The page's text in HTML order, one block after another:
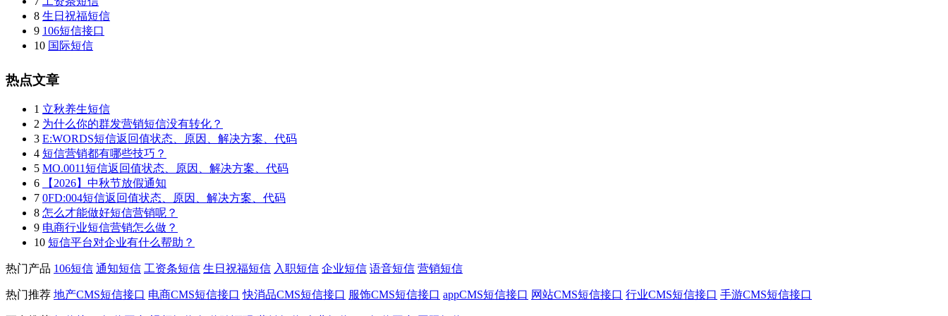
8 生日祝福短信
9 106短信接口
10 国际短信
热点文章
1 立秋养生短信
2 为什么你的群发营销短信没有转化？
3 E:WORDS短信返回值状态、原因、解决方案、代码
4 短信营销都有哪些技巧？
5 MO.0011短信返回值状态、原因、解决方案、代码
6
【2026】中秋节放假通知
7 0FD:004短信返回值状态、原因、解决方案、代码
8 怎么才能做好短信营销呢？
9 电商行业短信营销怎么做？
10 短信平台对企业有什么帮助？
热门产品 106短信 通知短信 工资条短信 生日祝福短信 入职短信 企业短信 语音短信 营销短信
热门推荐 地产CMS短信接口 电商CMS短信接口 快消品CMS短信接口 服饰CMS短信接口 appCMS短信接口 网站CMS短信接口 行业CMS短信接口 手游CMS短信接口